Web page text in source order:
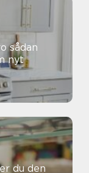
nyt